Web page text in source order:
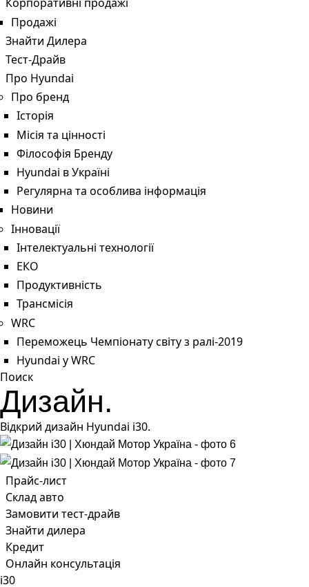
Продажі
Знайти Дилера
Тест-Драйв
Про Hyundai
Про бренд
Історія
Місія та цінності
Філософія Бренду
Hyundai в Україні
Регулярна та особлива інформація
Новини
Інновації
Інтелектуальні технології
ЕКО
Продуктивність
Трансмісія
WRC
Переможець Чемпіонату світу з ралі-2019
Hyundai у WRC
Поиск
Дизайн.
Відкрий дизайн Hyundai i30.
Прайс-лист
Склад авто
Замовити тест-драйв
Знайти дилера
Кредит
Онлайн консультація
i30